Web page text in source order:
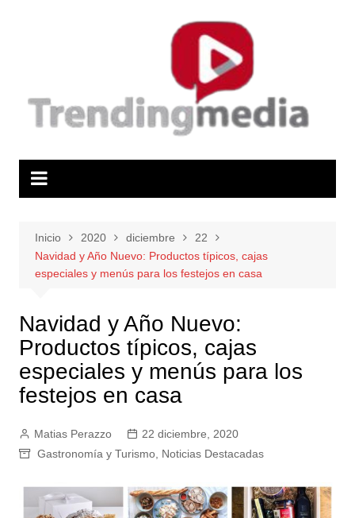
Inicio 2020 diciembre
22
Navidad y Año Nuevo: Productos típicos, cajas
especiales y menús para los festejos en casa
Navidad y Año Nuevo:
Productos típicos, cajas
especiales y menús para los
festejos en casa
Matias Perazzo
22 diciembre, 2020
Gastronomía y Turismo, Noticias Destacadas